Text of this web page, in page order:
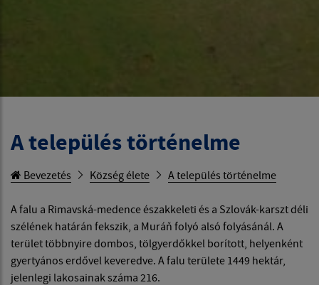
A település történelme
Bevezetés Község élete A település történelme
A falu a Rimavská-medence északkeleti és a Szlovák-karszt déli
szélének határán fekszik, a Muráň folyó alsó folyásánál. A
terület többnyire dombos, tölgyerdőkkel borított, helyenként
gyertyános erdővel keveredve. A falu területe 1449 hektár,
jelenlegi lakosainak száma 216.